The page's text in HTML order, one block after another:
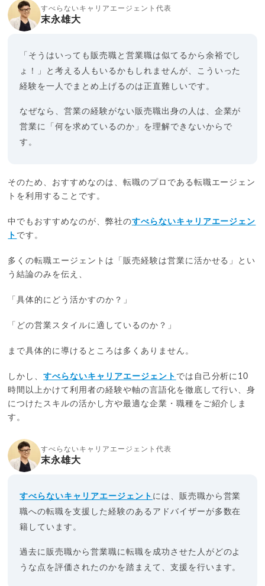
すべらないキャリアエージェント代表
末永雄大
「そうはいっても販売職と営業職は似てるから余裕でし
ょ！」と考える人もいるかもしれませんが、こういった
経験を一人でまとめ上げるのは正直難しいです。
なぜなら、営業の経験がない販売職出身の人は、企業が
営業に「何を求めているのか」を理解できないからで
す。
そのため、おすすめなのは、転職のプロである転職エージェン
トを利用することです。
中でもおすすめなのが、弊社のすべらないキャリアエージェン
ト です。
多くの転職エージェントは「販売経験は営業に活かせる」とい
う結論のみを伝え、
「具体的にどう活かすのか？」
「どの営業スタイルに適しているのか？」
まで具体的に導けるところは多くありません。
しかし、すべらないキャリアエージェント では自己分析に10
時間以上かけて利用者の経験や軸の言語化を徹底して行い、身
につけたスキルの活かし方や最適な企業・職種をご紹介しま
す。
すべらないキャリアエージェント代表
末永雄大
すべらないキャリアエージェント には、販売職から営業
職への転職を支援した経験のあるアドバイザーが多数在
籍しています。
過去に販売職から営業職に転職を成功させた人がどのよ
うな点を評価されたのかを踏まえて、支援を行います。